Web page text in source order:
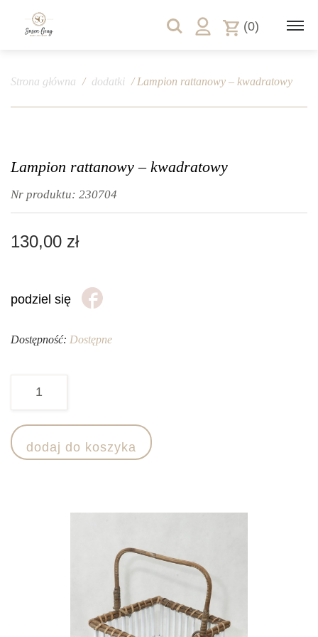
(0)
Strona główna / dodatki / Lampion rattanowy – kwadratowy
Lampion rattanowy – kwadratowy
Nr produktu: 230704
130,00 zł
podziel się
Dostępność: Dostępne
rattanowy
-
dodaj do koszyka